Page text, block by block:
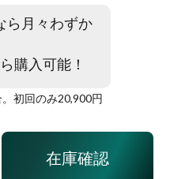
ら月々わずか
購入可能！
初回のみ20,900円
在庫確認